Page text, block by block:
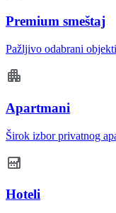
Premium smeštaj
Pažljivo odabrani
Apartmani
Širok izbor privatnog
Hoteli